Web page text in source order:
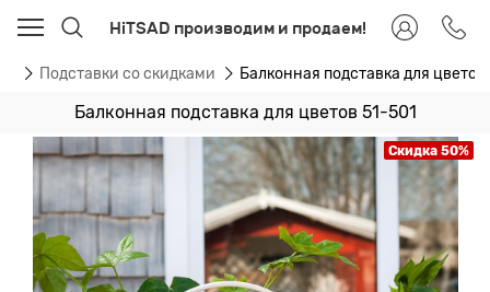
HiTSAD производим и продаем!
Подставки со скидками Балконная подставка для цветов
Балконная подставка для цветов 51-501
Скидка 50%